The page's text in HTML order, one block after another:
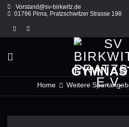
Skip
Vorstand@sv-birkwitz.de
01796 Pirna, Pratzschwitzer Strasse 198
Home Weitere